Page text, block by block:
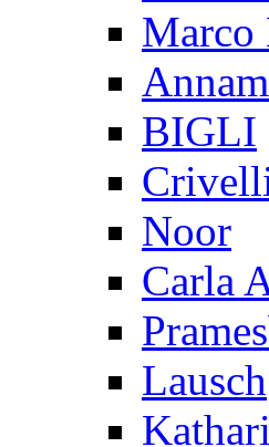
Marco
BIGLI
Noor
Carla
Lausch